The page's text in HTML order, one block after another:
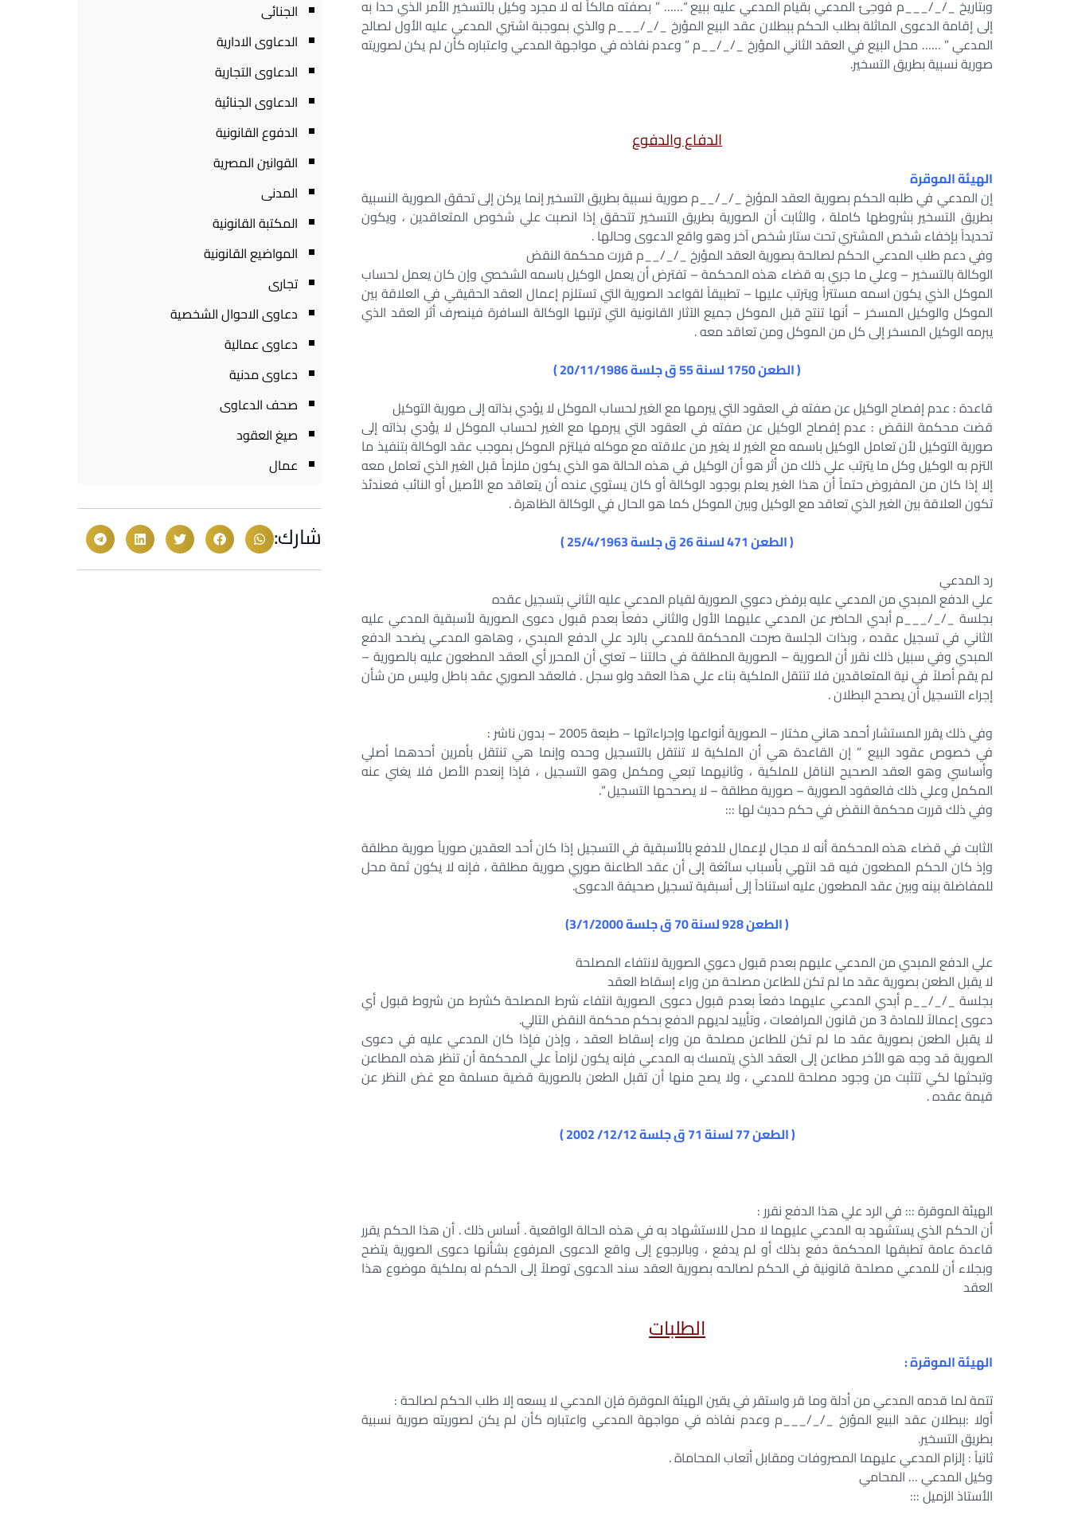
وبتاريخ _/_/___م فوجئ المدعي بقيام المدعي عليه ببيع “…… ” بصفته مالكاً له لا مجرد وكيل بالتسخير الأمر الذي حدا به
إلى إقامة الدعوى الماثلة بطلب الحكم ببطلان عقد البيع المؤرخ _/_/___م والذي بموجبة اشتري المدعي عليه الأول لصالح
المدعي ” …… محل البيع في العقد الثاني المؤرخ _/_/__م ” وعدم نفاذه في مواجهة المدعي واعتباره كأن لم يكن لصوريته
صورية نسبية بطريق التسخير.
الدفاع والدفوع
الهيئة الموقرة
إن المدعي في طلبه الحكم بصورية العقد المؤرخ _/_/__م صورية نسبية بطريق التسخير إنما يركن إلى تحقق الصورية النسبية
بطريق التسخير بشروطها كاملة ، والثابت أن الصورية بطريق التسخير تتحقق إذا انصبت علي شخوص المتعاقدين ، ويكون
تحديداً بإخفاء شخص المشتري تحت ستار شخص آخر وهو واقع الدعوى وحالها .
وفي دعم طلب المدعي الحكم لصالحة بصورية العقد المؤرخ _/_/__م قررت محكمة النقض
الوكالة بالتسخير – وعلي ما جري به قضاء هذه المحكمة – تفترض أن يعمل الوكيل باسمه الشخصي وإن كان يعمل لحساب
الموكل الذي يكون اسمه مستتراً ويترتب عليها – تطبيقاً لقواعد الصورية التي تستلزم إعمال العقد الحقيقي في العلاقة بين
الموكل والوكيل المسخر – أنها تنتج قبل الموكل جميع الآثار القانونية التي ترتبها الوكالة السافرة فينصرف أثر العقد الذي
يبرمه الوكيل المسخر إلى كل من الموكل ومن تعاقد معه .
( الطعن 1750 لسنة 55 ق جلسة 20/11/1986 )
قاعدة : عدم إفصاح الوكيل عن صفته في العقود التي يبرمها مع الغير لحساب الموكل لا يؤدي بذاته إلى صورية التوكيل
قضت محكمة النقض : عدم إفصاح الوكيل عن صفته في العقود التي يبرمها مع الغير لحساب الموكل لا يؤدي بذاته إلى
صورية التوكيل لأن تعامل الوكيل باسمه مع الغير لا يغير من علاقته مع موكله فيلتزم الموكل بموجب عقد الوكالة بتنفيذ ما
التزم به الوكيل وكل ما يترتب علي ذلك من أثر هو أن الوكيل في هذه الحالة هو الذي يكون ملزماً قبل الغير الذي تعامل معه
إلا إذا كان من المفروض حتماً أن هذا الغير يعلم بوجود الوكالة أو كان يستوي عنده أن يتعاقد مع الأصيل أو النائب فعندئذ
تكون العلاقة بين الغير الذي تعاقد مع الوكيل وبين الموكل كما هو الحال في الوكالة الظاهرة .
( الطعن 471 لسنة 26 ق جلسة 25/4/1963 )
رد المدعي
علي الدفع المبدي من المدعي عليه برفض دعوي الصورية لقيام المدعي عليه الثاني بتسجيل عقده
بجلسة _/_/___م أبدي الحاضر عن المدعي عليهما الأول والثاني دفعاً بعدم قبول دعوى الصورية لأسبقية المدعي عليه
الثاني في تسجيل عقده ، وبذات الجلسة صرحت المحكمة للمدعي بالرد علي الدفع المبدي ، وهاهو المدعي يضحد الدفع
المبدي وفي سبيل ذلك نقرر أن الصورية – الصورية المطلقة في حالتنا – تعني أن المحرر أي العقد المطعون عليه بالصورية –
لم يقم أصلاً في نية المتعاقدين فلا تنتقل الملكية بناء علي هذا العقد ولو سجل . فالعقد الصوري عقد باطل وليس من شأن
إجراء التسجيل أن يصحح البطلان .
وفي ذلك يقرر المستشار أحمد هاني مختار – الصورية أنواعها وإجراءاتها – طبعة 2005 – بدون ناشر :
في خصوص عقود البيع ” إن القاعدة هي أن الملكية لا تنتقل بالتسجيل وحده وإنما هي تنتقل بأمرين أحدهما أصلي
وأساسي وهو العقد الصحيح الناقل للملكية ، وثانيهما تبعي ومكمل وهو التسجيل ، فإذا إنعدم الأصل فلا يغني عنه
المكمل وعلي ذلك فالعقود الصورية – صورية مطلقة – لا يصححها التسجيل “.
وفي ذلك قررت محكمة النقض في حكم حديث لها :::
الثابت في قضاء هذه المحكمة أنه لا مجال لإعمال للدفع بالأسبقية في التسجيل إذا كان أحد العقدين صورياً صورية مطلقة
وإذ كان الحكم المطعون فيه قد انتهي بأسباب سائغة إلى أن عقد الطاعنة صوري صورية مطلقة ، فإنه لا يكون ثمة محل
للمفاضلة بينه وبين عقد المطعون عليه استناداً إلى أسبقية تسجيل صحيفة الدعوى.
( الطعن 928 لسنة 70 ق جلسة 3/1/2000)
علي الدفع المبدي من المدعي عليهم بعدم قبول دعوي الصورية لانتفاء المصلحة
لا يقبل الطعن بصورية عقد ما لم تكن للطاعن مصلحة من وراء إسقاط العقد
بجلسة _/_/__م أبدي المدعي عليهما دفعاً بعدم قبول دعوى الصورية انتفاء شرط المصلحة كشرط من شروط قبول أي
دعوى إعمالاً للمادة 3 من قانون المرافعات ، وتأييد لديهم الدفع بحكم محكمة النقض التالي.
لا يقبل الطعن بصورية عقد ما لم تكن للطاعن مصلحة من وراء إسقاط العقد ، وإذن فإذا كان المدعي عليه في دعوى
الصورية قد وجه هو الأخر مطاعن إلى العقد الذي يتمسك به المدعي فإنه يكون لزاماً علي المحكمة أن تنظر هذه المطاعن
وتبحثها لكي تتثبت من وجود مصلحة للمدعي ، ولا يصح منها أن تقبل الطعن بالصورية قضية مسلمة مع غض النظر عن
قيمة عقده .
( الطعن 77 لسنة 71 ق جلسة 12/12/ 2002 )
الهيئة الموقرة ::: في الرد علي هذا الدفع نقرر :
أن الحكم الذي يستشهد به المدعي عليهما لا محل للاستشهاد به في هذه الحالة الواقعية . أساس ذلك . أن هذا الحكم يقرر
قاعدة عامة تطبقها المحكمة دفع بذلك أو لم يدفع ، وبالرجوع إلى واقع الدعوى المرفوع بشأنها دعوى الصورية يتضح
وبجلاء أن للمدعي مصلحة قانونية في الحكم لصالحه بصورية العقد سند الدعوى توصلاً إلى الحكم له بملكية موضوع هذا
العقد
الطلبات
الهيئة الموقرة :
تتمة لما قدمه المدعي من أدلة وما قر واستقر في يقين الهيئة الموقرة فإن المدعي لا يسعه إلا طلب الحكم لصالحة :
أولا :ببطلان عقد البيع المؤرخ _/_/___م وعدم نفاذه في مواجهة المدعي واعتباره كأن لم يكن لصوريته صورية نسبية
بطريق التسخير.
ثانياً : إلزام المدعي عليهما المصروفات ومقابل أتعاب المحاماة .
وكيل المدعي … المحامي
الأستاذ الزميل :::
الجنائى
الدعاوى الادارية
الدعاوى التجارية
الدعاوى الجنائية
الدفوع القانونية
القوانين المصرية
المدنى
المكتبة القانونية
المواضيع القانونية
تجارى
دعاوى الاحوال الشخصية
دعاوى عمالية
دعاوى مدنية
صحف الدعاوى
صيغ العقود
عمال
شارك: